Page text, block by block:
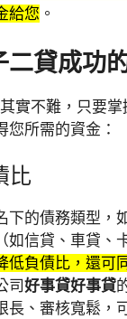
給您 。
貸成功
其實不難，只要掌
您所需的資金：
比
下的債務類型，
如信貸、車貸、
低負債比，還可
司好事貸好事貸
長、審核寬鬆，